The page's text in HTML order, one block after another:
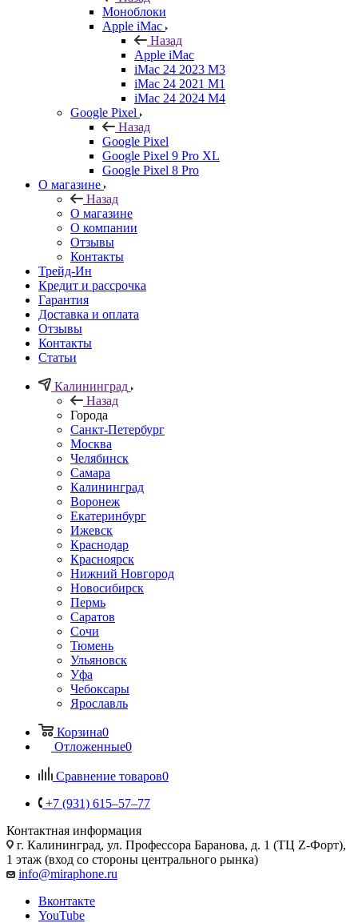
Моноблоки
Apple iMac
Назад
Apple iMac
iMac 24 2023 M3
iMac 24 2021 M1
iMac 24 2024 M4
Google Pixel
Назад
Google Pixel
Google Pixel 9 Pro XL
Google Pixel 8 Pro
О магазине
Назад
О магазине
О компании
Отзывы
Контакты
Трейд-Ин
Кредит и рассрочка
Гарантия
Доставка и оплата
Отзывы
Контакты
Статьи
Калининград
Назад
Города
Санкт-Петербург
Москва
Челябинск
Самара
Калининград
Воронеж
Екатеринбург
Ижевск
Краснодар
Красноярск
Нижний Новгород
Новосибирск
Пермь
Саратов
Сочи
Тюмень
Ульяновск
Уфа
Чебоксары
Ярославль
Корзина0
Отложенные0
Сравнение товаров0
+7 (931) 615‒57‒77
Контактная информация
г. Калининград, ул. Профессора Баранова, д. 1 (ТЦ Z-Форт),
1 этаж (вход со стороны центрального рынка)
info@miraphone.ru
Вконтакте
YouTube